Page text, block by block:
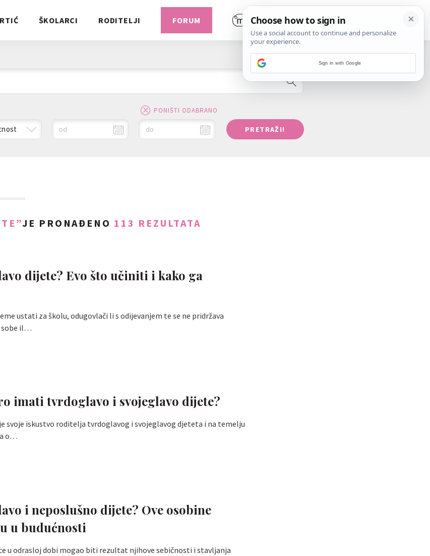
ŠKOLARCI RODITELJI FORUM
od do
PONIŠTI ODABRANO
PRETRAŽI!
JE PRONAĐENO 113 REZULTATA
dijete? Evo što učiniti i kako ga
ustati za školu, odugovlači li s odijevanjem te se ne pridržava
sobe il…
imati tvrdoglavo i svojeglavo dijete?
svoje iskustvo roditelja tvrdoglavog i svojeglavog djeteta i na temelju
o…
i neposlušno dijete? Ove osobine
u budućnosti
u odrasloj dobi mogao biti rezultat njihove sebičnosti i stavljanja
Sign in with Google